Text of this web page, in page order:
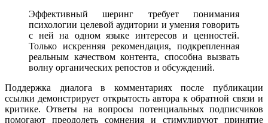
Эффективный шеринг требует понимания
психологии целевой аудитории и умения говорить
с ней на одном языке интересов и ценностей.
Только искренняя рекомендация, подкрепленная
реальным качеством контента, способна вызвать
волну органических репостов и обсуждений.
Поддержка диалога в комментариях после публикации
ссылки демонстрирует открытость автора к обратной связи и
критике. Ответы на вопросы потенциальных подписчиков
помогают преодолеть сомнения и стимулируют принятие